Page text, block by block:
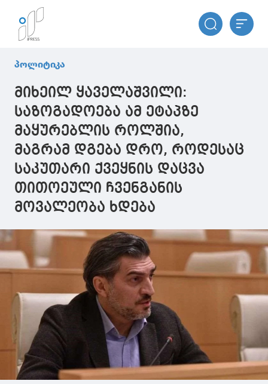
პოლიტიკა
მიხეილ ყაველაშვილი:
საზოგადოება ამ ეტაპზე
მაყურებლის როლშია,
მაგრამ დგება დრო, როდესაც
საკუთარი ქვეყნის დაცვა
თითოეული ჩვენგანის
მოვალეობა ხდება